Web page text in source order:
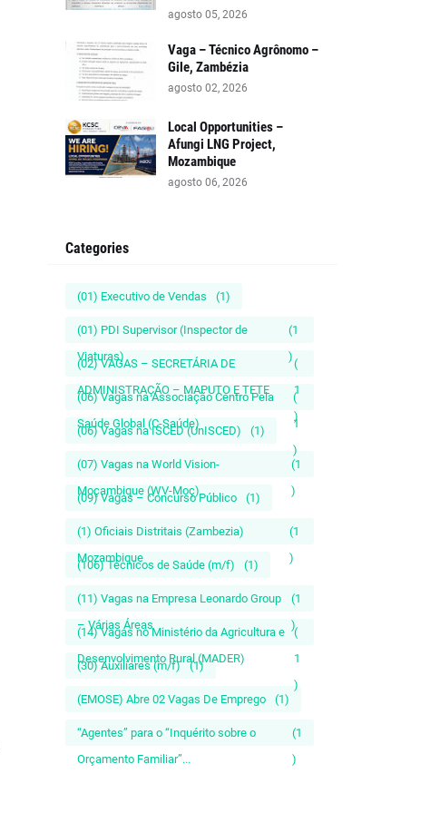
agosto 05, 2026
Vaga – Técnico Agrônomo –
Gile, Zambézia
agosto 02, 2026
Local Opportunities –
Afungi LNG Project,
Mozambique
agosto 06, 2026
Categories
(01) Executivo de Vendas (1)
(01) PDI Supervisor (Inspector de
Viaturas)
(1
)
(02) VAGAS – SECRETÁRIA DE
ADMINISTRAÇÃO – MAPUTO E TETE
(
1
)
(06) Vagas na Associação Centro Pela
Saúde Global (C-Saúde)
(
1
)
(06) Vagas na ISCED (UnISCED) (1)
(07) Vagas na World Vision-
Moçambique (WV-Moç)
(1
)
(09) Vagas – Concurso Público (1)
(1) Oficiais Distritais (Zambezia)
Mozambique
(1
)
(106) Técnicos de Saúde (m/f) (1)
(11) Vagas na Empresa Leonardo Group
– Várias Áreas
(1
)
(14) Vagas no Ministério da Agricultura e
Desenvolvimento Rural (MADER)
(
1
)
(30) Auxiliares (m/f) (1)
(EMOSE) Abre 02 Vagas De Emprego (1)
“Agentes” para o “Inquérito sobre o
Orçamento Familiar”...
(1
)